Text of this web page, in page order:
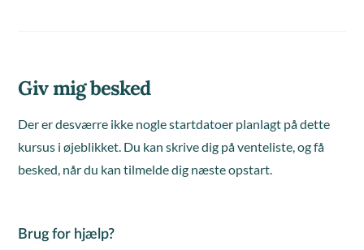
Giv mig besked
Der er desværre ikke nogle startdatoer planlagt på dette
kursus i øjeblikket. Du kan skrive dig på venteliste, og få
besked, når du kan tilmelde dig næste opstart.
Brug for hjælp?